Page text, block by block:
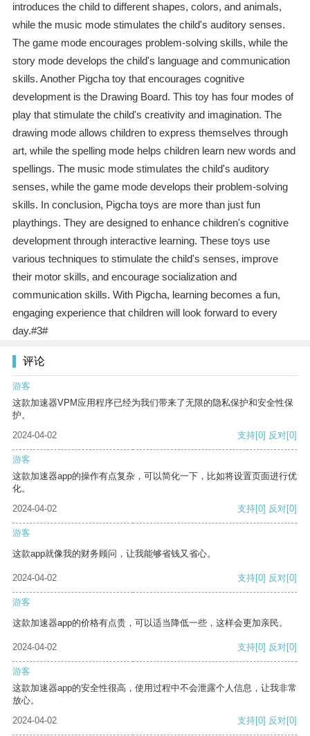
introduces the child to different shapes, colors, and animals,
while the music mode stimulates the child's auditory senses.
The game mode encourages problem-solving skills, while the
story mode develops the child's language and communication
skills. Another Pigcha toy that encourages cognitive
development is the Drawing Board. This toy has four modes of
play that stimulate the child's creativity and imagination. The
drawing mode allows children to express themselves through
art, while the spelling mode helps children learn new words and
spellings. The music mode stimulates the child's auditory
senses, while the game mode develops their problem-solving
skills. In conclusion, Pigcha toys are more than just fun
playthings. They are designed to enhance children's cognitive
development through interactive learning. These toys use
various techniques to stimulate the child's senses, improve
their motor skills, and encourage socialization and
communication skills. With Pigcha, learning becomes a fun,
engaging experience that children will look forward to every
day.#3#
评论
游客
这款加速器VPM应用程序已经为我们带来了无限的隐私保护和安全性保
护。
2024-04-02
支持[0] 反对[0]
游客
这款加速器app的操作有点复杂，可以简化一下，比如将设置页面进行优
化。
2024-04-02
支持[0] 反对[0]
游客
这款app就像我的财务顾问，让我能够省钱又省心。
2024-04-02 支持[0] 反对[0]
游客
这款加速器app的价格有点贵，可以适当降低一些，这样会更加亲民。
2024-04-02 支持[0] 反对[0]
游客
这款加速器app的安全性很高，使用过程中不会泄露个人信息，让我非常
放心。
2024-04-02
支持[0] 反对[0]